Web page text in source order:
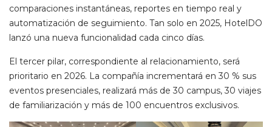
comparaciones instantáneas, reportes en tiempo real y
automatización de seguimiento. Tan solo en 2025, HotelDO
lanzó una nueva funcionalidad cada cinco días.
El tercer pilar, correspondiente al relacionamiento, será
prioritario en 2026. La compañía incrementará en 30 % sus
eventos presenciales, realizará más de 30 campus, 30 viajes
de familiarización y más de 100 encuentros exclusivos.